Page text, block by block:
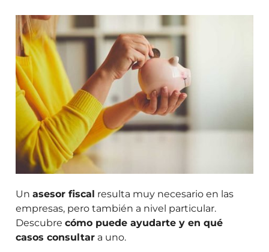
Un asesor fiscal resulta muy necesario en las
empresas, pero también a nivel particular.
Descubre cómo puede ayudarte y en qué
casos consultar a uno.